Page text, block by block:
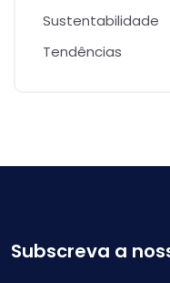
Sustentabilidade
Tendências
Subscreva a